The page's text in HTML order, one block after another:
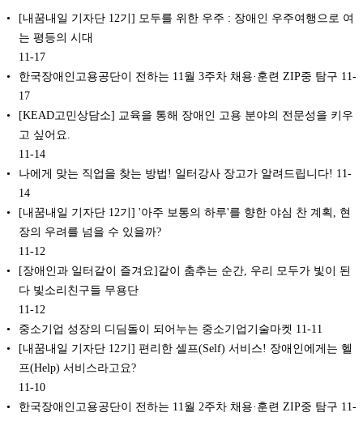
[내꿈내일 기자단 12기] 모두를 위한 우주 : 장애인 우주여행으로 여
는 평등의 시대
11-17
한국장애인고용공단이 전하는 11월 3주차 채용·훈련 ZIP중 탐구 11-
17
[KEAD고민상담소] 교육을 통해 장애인 고용 분야의 전문성을 키우
고 싶어요.
11-14
나에게 맞는 직업을 찾는 방법! 일터강사 장고가 알려드립니다! 11-
14
[내꿈내일 기자단 12기] '아주 보통의 하루'를 향한 야심 찬 계획, 현
장의 우려를 넘을 수 있을까?
11-12
[장애인과 일터같이 즐겨요]같이 춤추는 순간, 우리 모두가 빛이 된
다 빛소리친구들 무용단
11-12
중소기업 성장의 디딤돌이 되어누는 중소기업기술마켓 11-11
[내꿈내일 기자단 12기] 편리한 셀프(Self) 서비스! 장애인에게는 헬
프(Help) 서비스라고요?
11-10
한국장애인고용공단이 전하는 11월 2주차 채용·훈련 ZIP중 탐구 11-